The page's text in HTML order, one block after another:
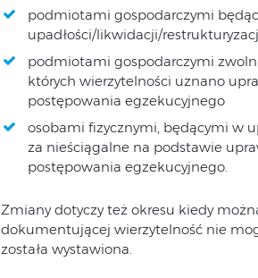
podmiotami gospodarczymi
upadłości/likwidacji/
podmiotami gospodarczymi
których wierzytelności uznano
postępowania egzekucyjnego
osobami fizycznymi, będącymi w
za nieściągalne na podstawie
postępowania egzekucyjnego.
Zmiany dotyczy też okresu kiedy
dokumentującej wierzytelność nie
została wystawiona.